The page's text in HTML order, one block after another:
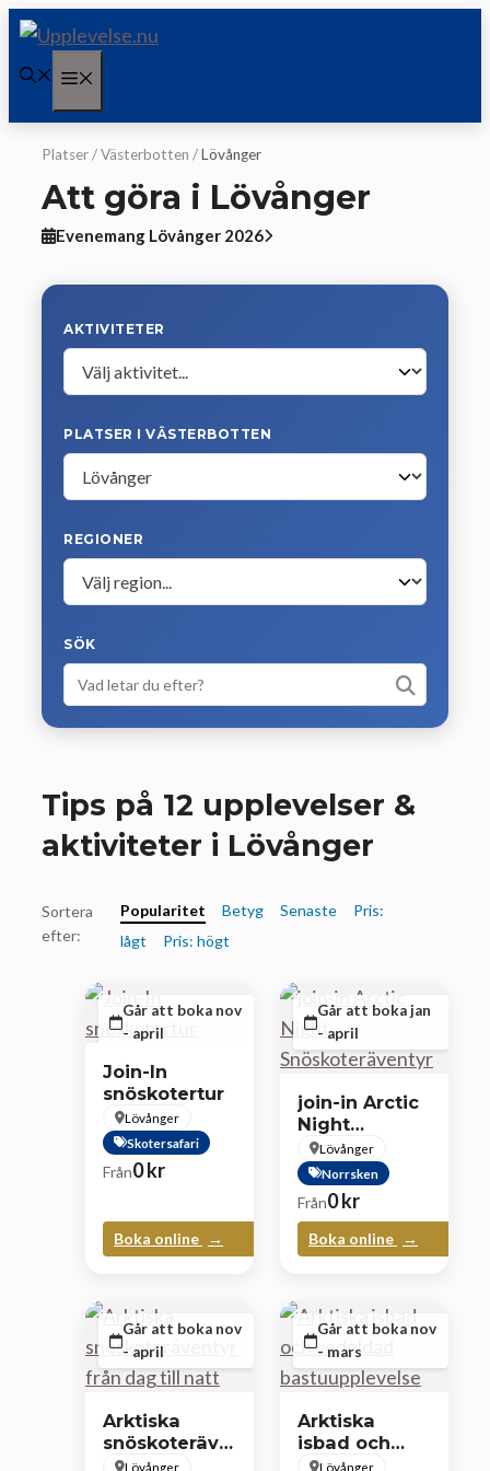
Hoppa
innehåll
Platser/Västerbotten /Lövånger
Att göra i Lövånger
Evenemang Lövånger 2026
AKTIVITETER
PLATSER I VÄSTERBOTTEN
REGIONER
SÖK
Tips på 12 upplevelser &
aktiviteter i Lövånger
Sortera
efter:
Popularitet Betyg Senaste
Pris:
lågt
Pris: högt
Går att boka nov
- april
Join-In
snöskotertur
Lövånger
Skotersafari
Från0kr
Boka online
Går att boka jan
- april
join-in Arctic
Night
Snöskoteräventyr
Lövånger
Norrsken
Från0kr
Boka online
Går att boka nov
- april
Arktiska
snöskoteräventyr
från dag till
Lövånger
Går att boka nov
- mars
Arktiska
isbad och
vedeldad
Lövånger